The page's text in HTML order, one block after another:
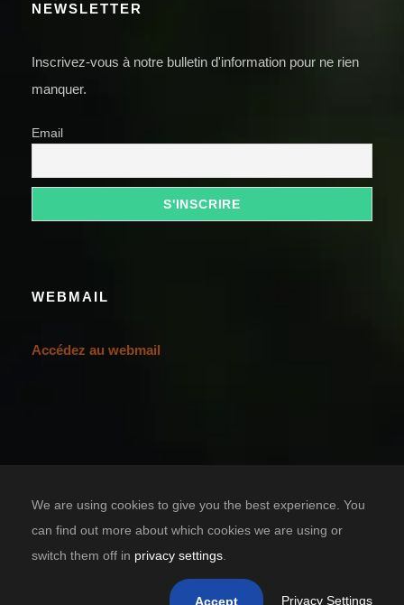
NEWSLETTER
Inscrivez-vous à notre bulletin d'information pour ne rien
manquer.
Email
WEBMAIL
Accédez au webmail
Copyright 2021 Casa Grande Bénin, tous droits réservés.
We are using cookies to give you the best experience. You
can find out more about which cookies we are using or
switch them off in privacy settings
Accept Privacy Settings